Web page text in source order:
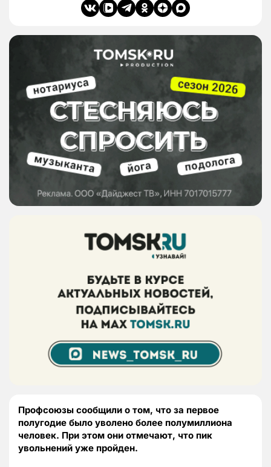
Профсоюзы сообщили о том, что за первое
полугодие было уволено более полумиллиона
человек. При этом они отмечают, что пик
увольнений уже пройден.